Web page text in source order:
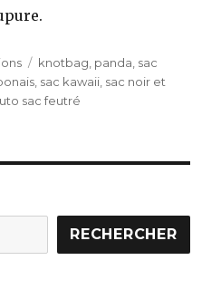
Étiquettes
knotbag panda sac
sac kawaii sac noir et
sac feutré
RECHERCHER